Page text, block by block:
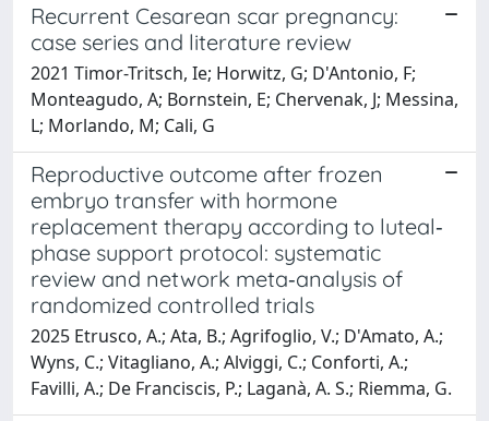
Recurrent Cesarean scar pregnancy:
case series and literature review
2021 Timor-Tritsch, Ie; Horwitz, G; D'Antonio, F;
Monteagudo, A; Bornstein, E; Chervenak, J; Messina,
L; Morlando, M; Cali, G
Reproductive outcome after frozen
embryo transfer with hormone
replacement therapy according to luteal‐
phase support protocol: systematic
review and network meta‐analysis of
randomized controlled trials
2025 Etrusco, A.; Ata, B.; Agrifoglio, V.; D'Amato, A.;
Wyns, C.; Vitagliano, A.; Alviggi, C.; Conforti, A.;
Favilli, A.; De Franciscis, P.; Laganà, A. S.; Riemma, G.